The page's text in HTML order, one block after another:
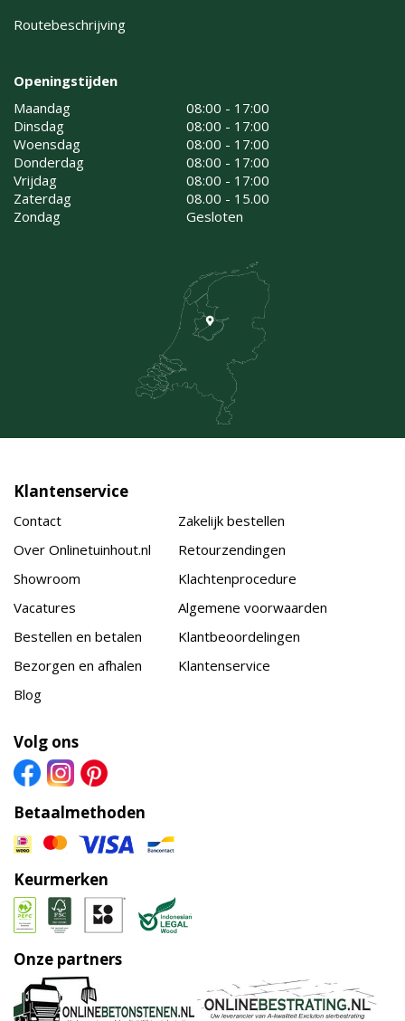
Routebeschrijving
Openingstijden
Maandag
08:00 - 17:00
Dinsdag
08:00 - 17:00
Woensdag
08:00 - 17:00
Donderdag
08:00 - 17:00
Vrijdag
08:00 - 17:00
Zaterdag
08.00 - 15.00
Zondag
Gesloten
Klantenservice
Contact
Over Onlinetuinhout.nl
Showroom
Vacatures
Bestellen en betalen
Bezorgen en afhalen
Blog
Zakelijk bestellen
Retourzendingen
Klachtenprocedure
Algemene voorwaarden
Klantbeoordelingen
Klantenservice
Volg ons
Betaalmethoden
Keurmerken
Onze partners